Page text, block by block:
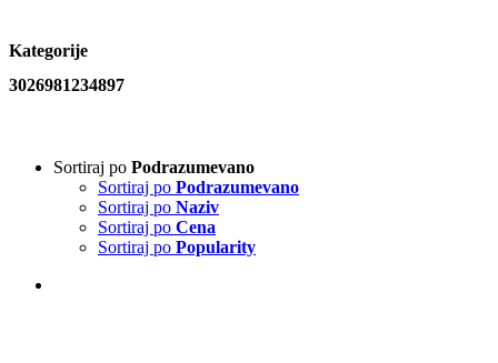
Kategorije
3026981234897
Sortiraj po Podrazumevano
Sortiraj po Podrazumevano
Sortiraj po Naziv
Sortiraj po Cena
Sortiraj po Popularity